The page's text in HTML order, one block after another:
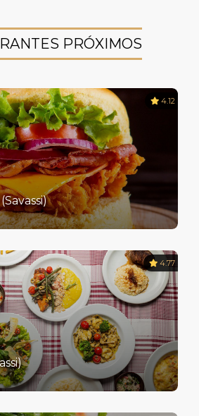
PRÓXIMOS
4.12
4.77